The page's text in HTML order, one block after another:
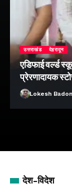
उत्तराखंड देहरादून
एडिफाई वर्ल्ड
प्रेरणादायक
Lokesh
देश-विदेश